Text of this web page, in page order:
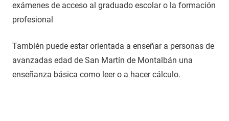
exámenes de acceso al graduado escolar o la formación
profesional
También puede estar orientada a enseñar a personas de
avanzadas edad de San Martín de Montalbán una
enseñanza básica como leer o a hacer cálculo.